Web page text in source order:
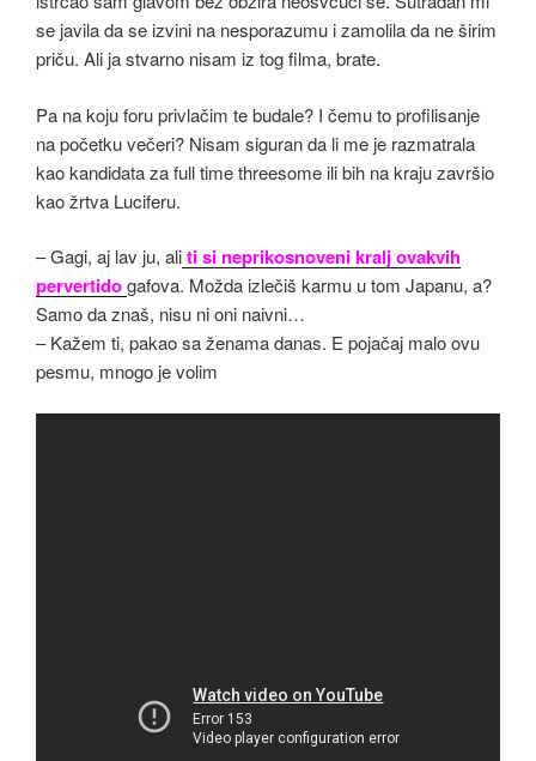
se javila da se izvini na nesporazumu i zamolila da ne širim
priču. Ali ja stvarno nisam iz tog filma, brate.
Pa na koju foru privlačim te budale? I čemu to profilisanje
na početku večeri? Nisam siguran da li me je razmatrala
kao kandidata za full time threesome ili bih na kraju završio
kao žrtva Luciferu.
– Gagi, aj lav ju, aliti si neprikosnoveni kralj ovakvih
pervertidogafova. Možda izlečiš karmu u tom Japanu, a?
Samo da znaš, nisu ni oni naivni…
– Kažem ti, pakao sa ženama danas. E pojačaj malo ovu
pesmu, mnogo je volim